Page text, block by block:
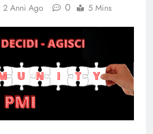
2 Anni Ago 0 5 Mins